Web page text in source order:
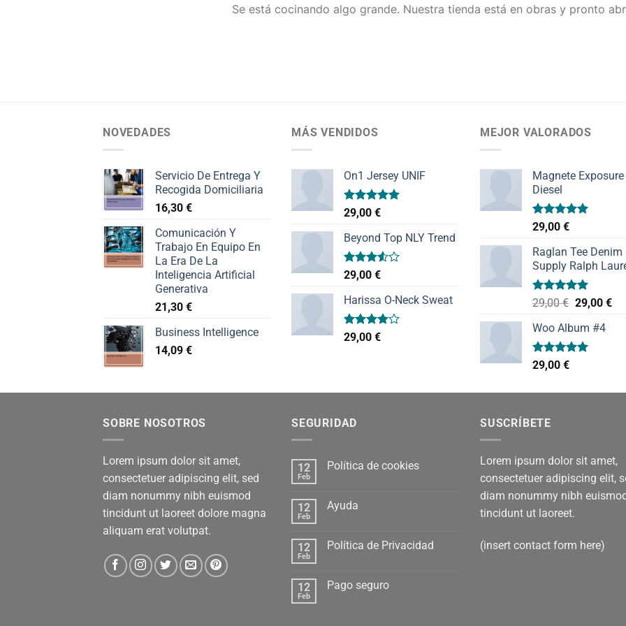
Se está cocinando algo grande. Nuestra tienda está en obras y pronto
NOVEDADES
Servicio De Entrega Y
Recogida Domiciliaria
16,30 €
Comunicación Y
Trabajo En Equipo En
La Era De La
Inteligencia Artificial
Generativa
21,30 €
Business Intelligence
14,09 €
MÁS VENDIDOS
On1 Jersey UNIF
Valorado
con
de 5
29,00 €
Beyond Top NLY Trend
Valorado
con
3.50de
5
29,00 €
Harissa O-Neck Sweat
Valorado
con
29,00 €
MEJOR VALORADOS
Magnete Exposure
Diesel
Valorado
con
de 5
29,00 €
Raglan Tee Denim
Supply Ralph
Valorado
de 5
29,00€ El
original
era:
29,00 €El
Woo Album #4
Valorado
con
29,00 €
SOBRE NOSOTROS
Lorem ipsum dolor sit amet,
consectetuer adipiscing elit, sed
diam nonummy nibh euismod
tincidunt ut laoreet dolore magna
aliquam erat volutpat.
SEGURIDAD
12
Feb
Política de cookies
12
Feb
Ayuda
12
Feb
Política de Privacidad
12
Feb
Pago seguro
SUSCRÍBETE
Lorem ipsum dolor sit amet,
consectetuer adipiscing elit,
diam nonummy nibh euismod
tincidunt ut laoreet.
(insert contact form here)